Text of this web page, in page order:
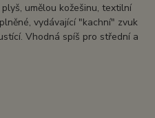
umělou kožešinu, textilní
vydávající "kachní" zvuk
Vhodná spíš pro střední a